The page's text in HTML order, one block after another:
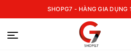
SHOPG7 - HÀNG GIA